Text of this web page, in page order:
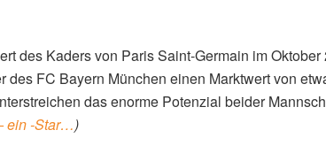
des Kaders von Paris Saint-Germain im Oktober
FC Bayern München einen Marktwert von
das enorme Potenzial beider
ein -Star…)